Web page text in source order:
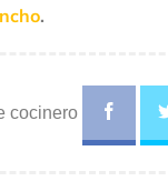
.
cocinero